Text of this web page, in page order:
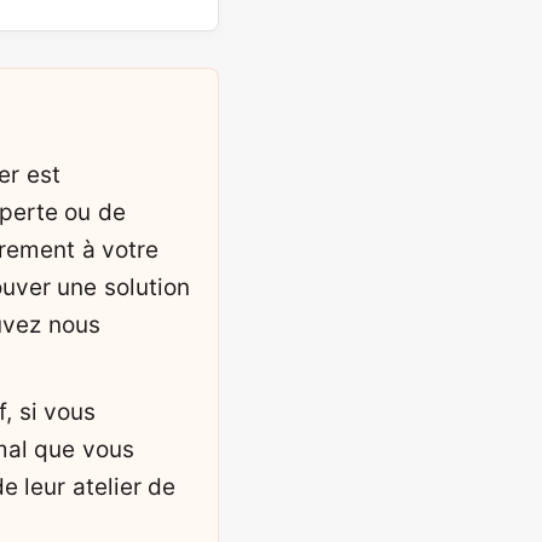
est
ou de
à votre
une solution
nous
si vous
que vous
leur atelier de